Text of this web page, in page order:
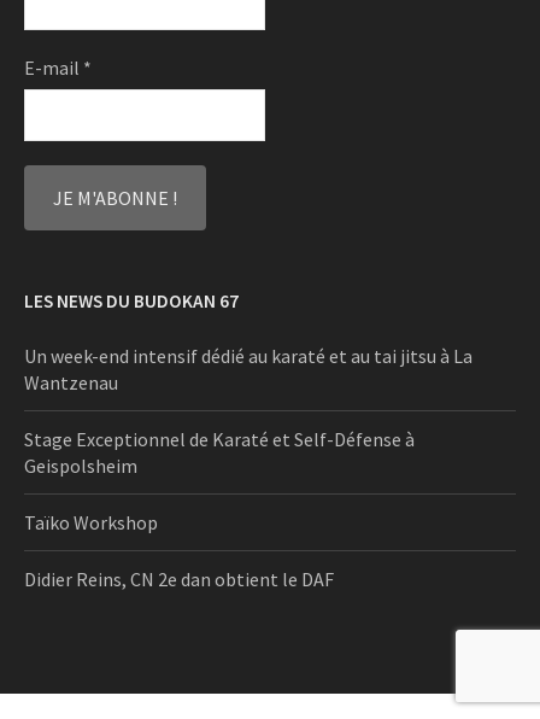
E-mail *
LES NEWS DU BUDOKAN 67
Un week-end intensif dédié au karaté et au tai jitsu à La
Wantzenau
Stage Exceptionnel de Karaté et Self-Défense à
Geispolsheim
Taïko Workshop
Didier Reins, CN 2e dan obtient le DAF